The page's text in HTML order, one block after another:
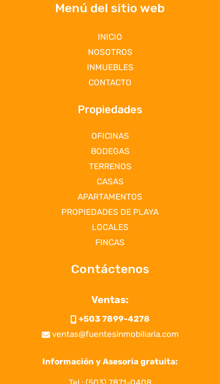
Menú del sitio web
INICIO
NOSOTROS
INMUEBLES
CONTACTO
Propiedades
OFICINAS
BODEGAS
TERRENOS
CASAS
APARTAMENTOS
PROPIEDADES DE PLAYA
LOCALES
FINCAS
Contáctenos
Ventas:
+503 7899-4278
ventas@fuentesinmobiliaria.com
Información y Asesoria gratuita: